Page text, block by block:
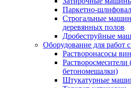
Паркетно-
Строгальные
деревянных полов
Дробеструйные
Оборудование для работ
Растворонасосы
бетономешалки)
Штукатурные